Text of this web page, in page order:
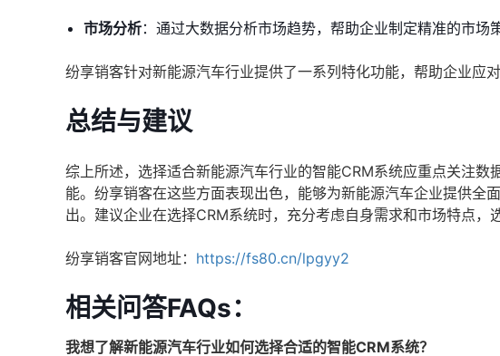
市场分析：通过大数据分析市场趋势，帮助企业制定精准的市场策
纷享销客针对新能源汽车行业提供了一系列特化功能，帮助企业应
总结与建议
综上所述，选择适合新能源汽车行业的智能CRM系统应重点关注
能。纷享销客在这些方面表现出色，能够为新能源汽车企业提供全
出。建议企业在选择CRM系统时，充分考虑自身需求和市场特点，
纷享销客官网地址： https://fs80.cn/lpgyy2
相关问答FAQs：
我想了解新能源汽车行业如何选择合适的智能CRM系统？